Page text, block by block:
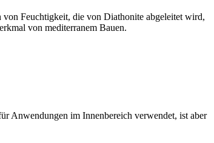
von Feuchtigkeit, die von Diathonite abgeleitet wird,
von mediterranem Bauen.
Anwendungen im Innenbereich verwendet, ist aber